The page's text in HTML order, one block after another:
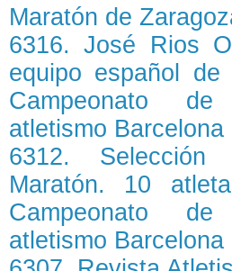
Maratón de
6316. José Rios
equipo español de
Campeonato
atletismo Barcelona
6312. Selección
Maratón. 10
Campeonato
atletismo Barcelona